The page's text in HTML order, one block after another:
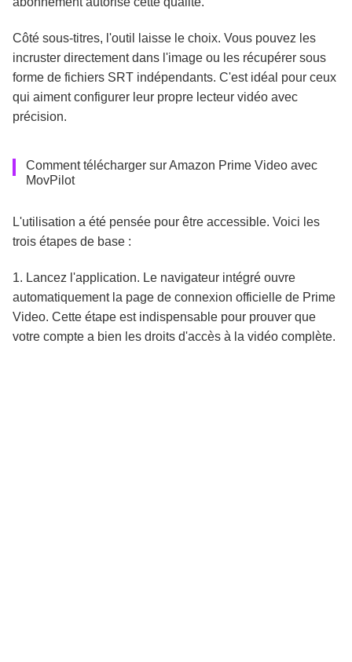
Côté sous-titres, l'outil laisse le choix. Vous pouvez les
incruster directement dans l'image ou les récupérer sous
forme de fichiers SRT indépendants. C'est idéal pour ceux
qui aiment configurer leur propre lecteur vidéo avec
précision.
Comment télécharger sur Amazon Prime Video avec
MovPilot
L'utilisation a été pensée pour être accessible. Voici les
trois étapes de base :
1. Lancez l'application. Le navigateur intégré ouvre
automatiquement la page de connexion officielle de Prime
Video. Cette étape est indispensable pour prouver que
votre compte a bien les droits d'accès à la vidéo complète.